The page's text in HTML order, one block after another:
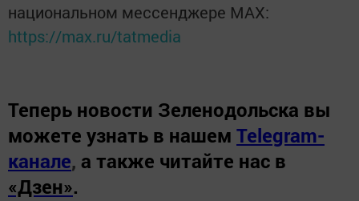
национальном мессенджере MАХ:
https://max.ru/tatmedia
Теперь новости Зеленодольска вы
можете узнать в нашем Telegram-
канале, а также читайте нас в
«Дзен».